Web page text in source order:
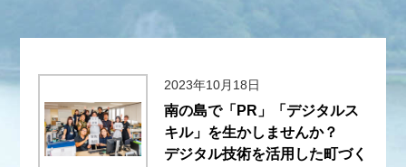
2023年10月18日
南の島で「PR」「デジタルス
キル」を生かしませんか？
デジタル技術を活用した町づく